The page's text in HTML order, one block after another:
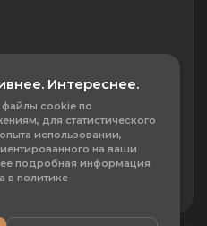
Интереснее.
файлы cookie по
для статистического
использовании,
на ваши
подробная информация
в политике